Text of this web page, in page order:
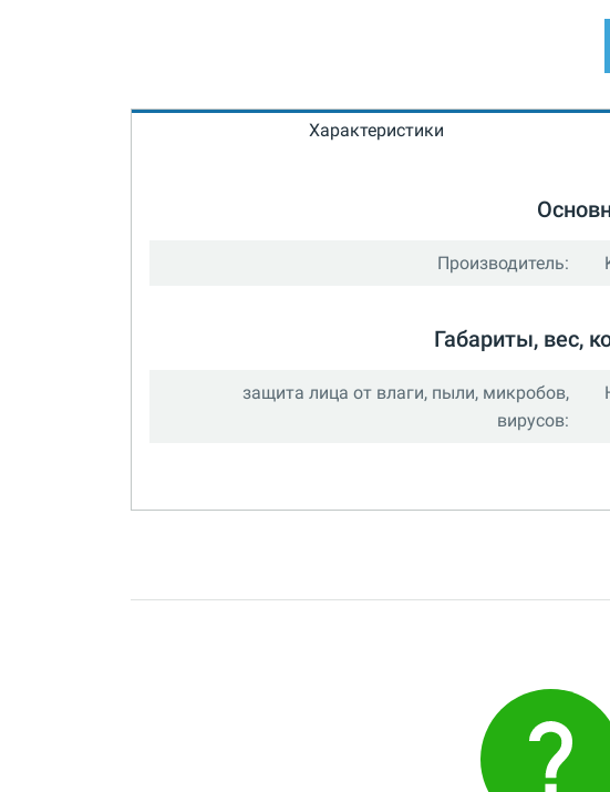
Характеристики
Производитель:
Габариты, вес,
защита лица от влаги, пыли, микробов,
вирусов: